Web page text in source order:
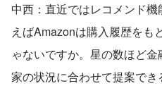
中西：直近ではレコメンド
えばAmazonは購入履歴をも
ゃないですか。星の数ほど
家の状況に合わせて提案で